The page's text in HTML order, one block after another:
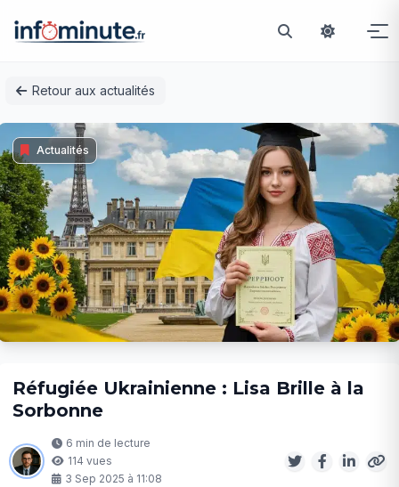
Retour aux actualités
Actualités
Réfugiée Ukrainienne : Lisa Brille à la
Sorbonne
6 min de lecture
114 vues
3 Sep 2025 à 11:08